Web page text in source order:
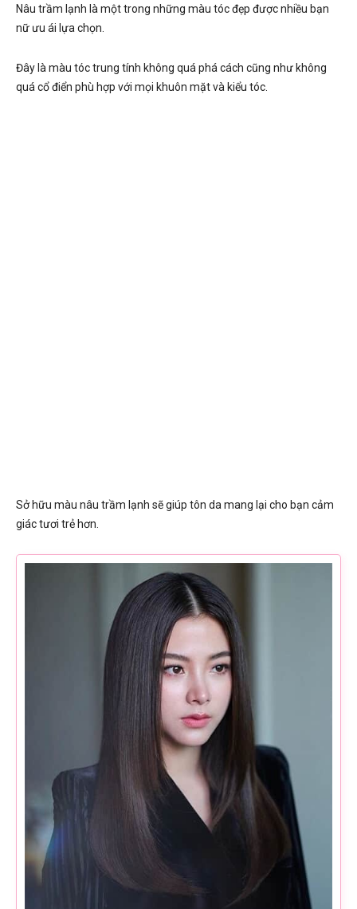
Nâu trầm lạnh là một trong những màu tóc đẹp được nhiều bạn
nữ ưu ái lựa chọn.
Đây là màu tóc trung tính không quá phá cách cũng như không
quá cổ điển phù hợp với mọi khuôn mặt và kiểu tóc.
Sở hữu màu nâu trầm lạnh sẽ giúp tôn da mang lại cho bạn cảm
giác tươi trẻ hơn.